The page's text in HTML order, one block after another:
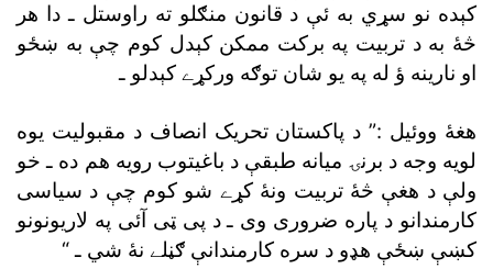
کېده نو سړي به ئې د قانون منګلو ته راوستل ـ دا هر
څۀ به د تربيت په برکت ممکن کېدل کوم چې به ښځو
او نارينه ؤ له په يو شان توګه ورکړے کېدلو ـ
هغۀ ووئيل :” د پاکستان تحريک انصاف د مقبوليت يوه
لويه وجه د برنۍ ميانه طبقې د باغيتوب رويه هم ده ـ خو
ولې د هغې څۀ تربيت ونۀ کړے شو کوم چې د سياسى
کارمندانو د پاره ضرورى وى ـ د پى ټى آئى په لاريونونو
کښې ښځې هډو د سره کارمندانې ګڼلے نۀ شي ـ “